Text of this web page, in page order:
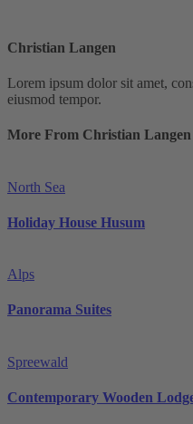
Christian Langen
Lorem ipsum dolor sit amet,
eiusmod tempor.
More From Christian Langen
North Sea
Holiday House Husum
Alps
Panorama Suites
Spreewald
Contemporary Wooden